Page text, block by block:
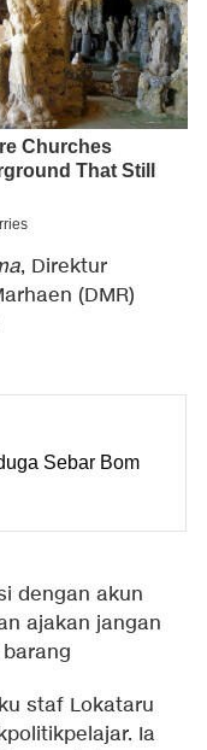
, Direktur
(DMR)
Sebar Bom
dengan akun
ajakan jangan
staf Lokataru
Ia